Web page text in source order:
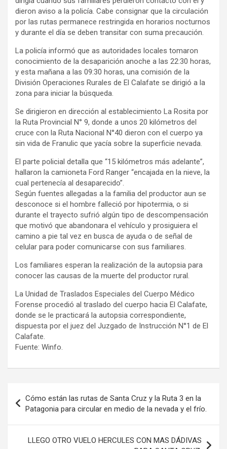
dieron aviso a la policía. Cabe consignar que la circulación
por las rutas permanece restringida en horarios nocturnos
y durante el día se deben transitar con suma precaución.
La policía informó que as autoridades locales tomaron
conocimiento de la desaparición anoche a las 22:30 horas,
y esta mañana a las 09:30 horas, una comisión de la
División Operaciones Rurales de El Calafate se dirigió a la
zona para iniciar la búsqueda.
Se dirigieron en dirección al establecimiento La Rosita por
la Ruta Provincial N° 9, donde a unos 20 kilómetros del
cruce con la Ruta Nacional N°40 dieron con el cuerpo ya
sin vida de Franulic que yacía sobre la superficie nevada.
El parte policial detalla que “15 kilómetros más adelante”,
hallaron la camioneta Ford Ranger “encajada en la nieve, la
cual pertenecía al desaparecido”.
Según fuentes allegadas a la familia del productor aun se
desconoce si el hombre falleció por hipotermia, o si
durante el trayecto sufrió algún tipo de descompensación
que motivó que abandonara el vehículo y prosiguiera el
camino a pie tal vez en busca de ayuda o de señal de
celular para poder comunicarse con sus familiares.
Los familiares esperan la realización de la autopsia para
conocer las causas de la muerte del productor rural.
La Unidad de Traslados Especiales del Cuerpo Médico
Forense procedió al traslado del cuerpo hacia El Calafate,
donde se le practicará la autopsia correspondiente,
dispuesta por el juez del Juzgado de Instrucción N°1 de El
Calafate.
Fuente: Winfo.
de
entradas
Cómo están las rutas de Santa Cruz y la Ruta 3 en la
Patagonia para circular en medio de la nevada y el frío.
LLEGO OTRO VUELO HERCULES CON MAS DÁDIVAS